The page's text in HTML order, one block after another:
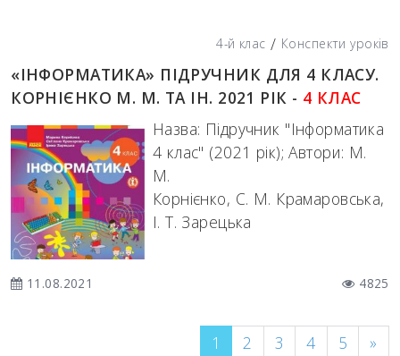
4-й клас / Конспекти уроків
«ІНФОРМАТИКА» ПІДРУЧНИК ДЛЯ 4 КЛАСУ.
КОРНІЄНКО М. М. ТА ІН. 2021 РІК - 4 КЛАС
Назва: Підручник "Інформатика
4 клас" (2021 рік); Автори: М.
М.
Корнієнко, С. М. Крамаровська,
І. Т. Зарецька
11.08.2021 4825
1 2 3 4 5 »